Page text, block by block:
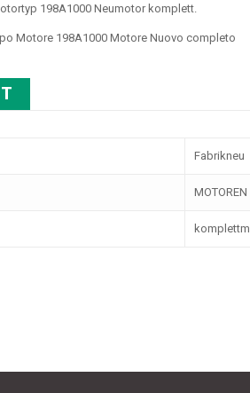
198A1000 Neumotor komplett.
Motore 198A1000 Motore Nuovo completo
Fabrikneu
MOTOREN